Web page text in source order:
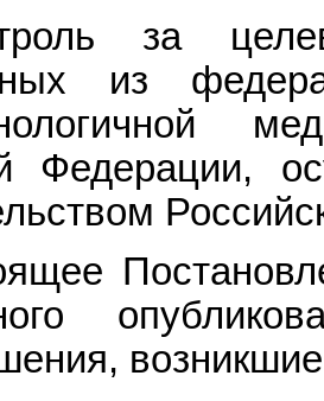
за
из
Федерации,